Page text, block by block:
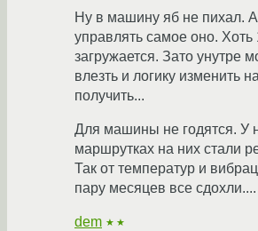
Ну в машину яб не пихал.
управлять самое оно. Хоть
загружается. Зато унутре
влезть и логику изменить
получить...
Для машины не годятся. У
маршрутках на них стали
Так от температур и
пару месяцев все сдохли....
dem ★★